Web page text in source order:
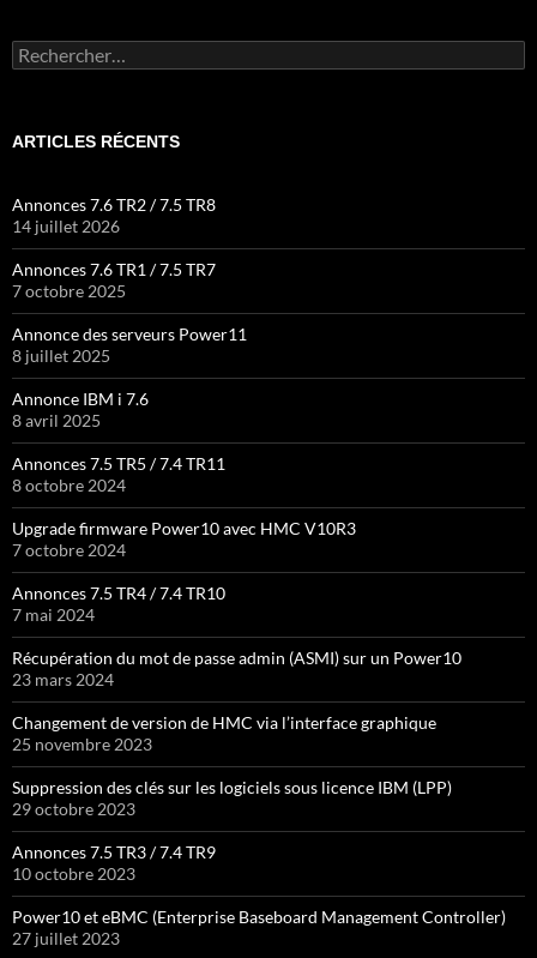
Rechercher :
ARTICLES RÉCENTS
Annonces 7.6 TR2 / 7.5 TR8
14 juillet 2026
Annonces 7.6 TR1 / 7.5 TR7
7 octobre 2025
Annonce des serveurs Power11
8 juillet 2025
Annonce IBM i 7.6
8 avril 2025
Annonces 7.5 TR5 / 7.4 TR11
8 octobre 2024
Upgrade firmware Power10 avec HMC V10R3
7 octobre 2024
Annonces 7.5 TR4 / 7.4 TR10
7 mai 2024
Récupération du mot de passe admin (ASMI) sur un Power10
23 mars 2024
Changement de version de HMC via l’interface graphique
25 novembre 2023
Suppression des clés sur les logiciels sous licence IBM (LPP)
29 octobre 2023
Annonces 7.5 TR3 / 7.4 TR9
10 octobre 2023
Power10 et eBMC (Enterprise Baseboard Management Controller)
27 juillet 2023